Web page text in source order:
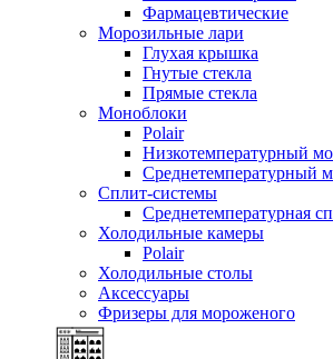
Фармацевтические
Морозильные лари
Глухая крышка
Гнутые стекла
Прямые стекла
Моноблоки
Polair
Низкотемпературный
Среднетемпературный
Сплит-системы
Среднетемпературная
Холодильные камеры
Polair
Холодильные столы
Аксессуары
Фризеры для мороженого